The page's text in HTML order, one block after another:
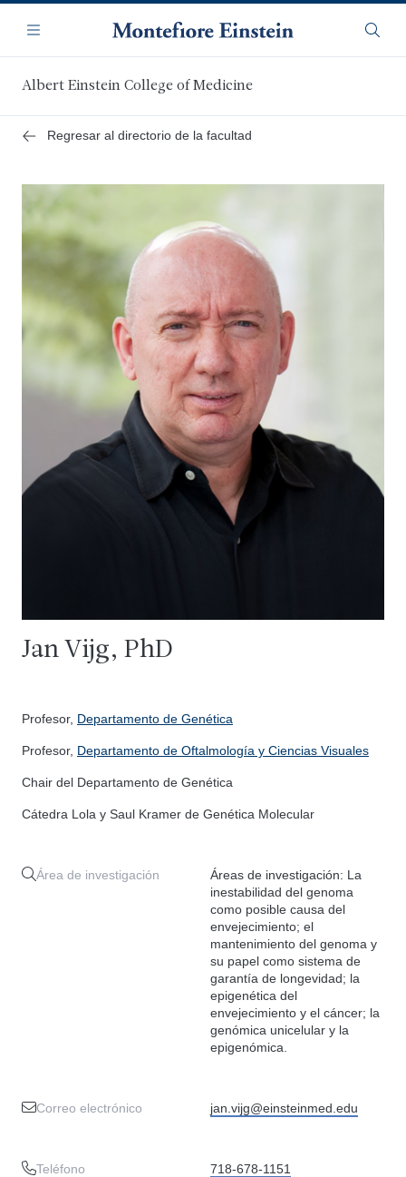
contenido
principal
Navegación
Menú
Albert Einstein College of Medicine
Regresar al directorio de la facultad
Jan Vijg, PhD
Profesor, Departamento de Genética
Profesor, Departamento de Oftalmología y Ciencias Visuales
Chair del Departamento de Genética
Cátedra Lola y Saul Kramer de Genética Molecular
Área de investigación
Áreas de investigación: La
inestabilidad del genoma
como posible causa del
envejecimiento; el
mantenimiento del genoma y
su papel como sistema de
garantía de longevidad; la
epigenética del
envejecimiento y el cáncer; la
genómica unicelular y la
epigenómica.
Correo electrónico jan.vijg@einsteinmed.edu
Teléfono 718-678-1151